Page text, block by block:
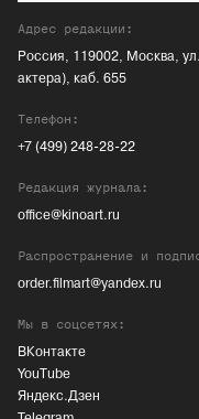
Адрес редакции:
Россия, 119002, Москва,
актера), каб. 655
Телефон:
+7 (499) 248-28-22
Редакция журнала:
office@kinoart.ru
Распространение и
order.filmart@yandex.ru
Мы в соцсетях:
ВКонтакте
YouTube
Яндекс.Дзен